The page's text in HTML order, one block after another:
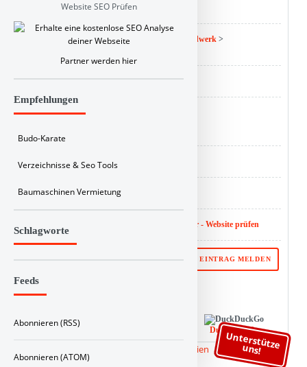
Unterstütze
uns!
Linkbuch>Dienstleistung und Handwerk>
ID : 391
Analyse : SEO Score
Backlink :Checker
SEO Bericht nicht verfügbar - Website prüfen
⚑ PROBLEM MIT DIESEM EINTRAG MELDEN
Ihr Link von Linkbuch bei:
Google DuckDuckGo
Website SEO Prüfen
Partner werden hier
Empfehlungen
Budo-Karate
Verzeichnisse & Seo Tools
Baumaschinen Vermietung
Schlagworte
Feeds
Abonnieren (RSS)
Abonnieren (ATOM)